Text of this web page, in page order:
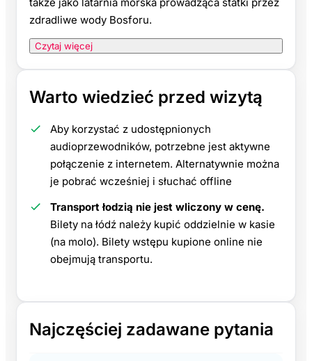
także jako latarnia morska prowadząca statki przez
zdradliwe wody Bosforu.
Czytaj więcej
Warto wiedzieć przed wizytą
Aby korzystać z udostępnionych
audioprzewodników, potrzebne jest aktywne
połączenie z internetem. Alternatywnie można
je pobrać wcześniej i słuchać offline
Transport łodzią nie jest wliczony w cenę.
Bilety na łódź należy kupić oddzielnie w kasie
(na molo). Bilety wstępu kupione online nie
obejmują transportu.
Najczęściej zadawane pytania